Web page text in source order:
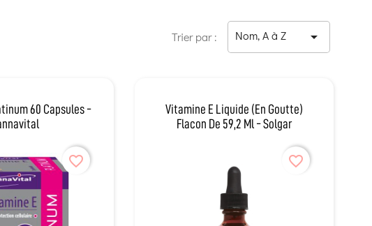
Trier par : Nom, A à Z 
60 Capsules -
favorite_border
Vitamine E Liquide (en Goutte)
Flacon De 59,2 Ml - Solgar
favorite_border